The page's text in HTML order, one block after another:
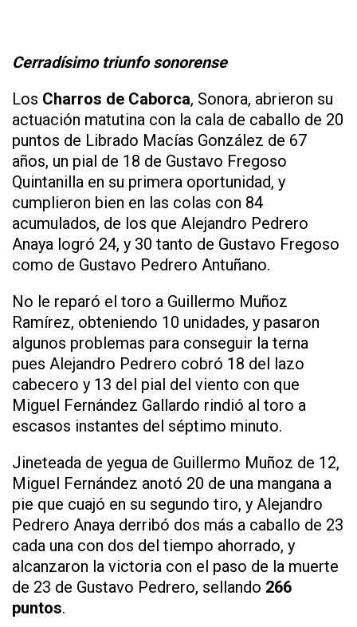
Cerradísimo triunfo sonorense
Los Charros de Caborca, Sonora, abrieron su
actuación matutina con la cala de caballo de 20
puntos de Librado Macías González de 67
años, un pial de 18 de Gustavo Fregoso
Quintanilla en su primera oportunidad, y
cumplieron bien en las colas con 84
acumulados, de los que Alejandro Pedrero
Anaya logró 24, y 30 tanto de Gustavo Fregoso
como de Gustavo Pedrero Antuñano.
No le reparó el toro a Guillermo Muñoz
Ramírez, obteniendo 10 unidades, y pasaron
algunos problemas para conseguir la terna
pues Alejandro Pedrero cobró 18 del lazo
cabecero y 13 del pial del viento con que
Miguel Fernández Gallardo rindió al toro a
escasos instantes del séptimo minuto.
Jineteada de yegua de Guillermo Muñoz de 12,
Miguel Fernández anotó 20 de una mangana a
pie que cuajó en su segundo tiro, y Alejandro
Pedrero Anaya derribó dos más a caballo de 23
cada una con dos del tiempo ahorrado, y
alcanzaron la victoria con el paso de la muerte
de 23 de Gustavo Pedrero, sellando 266
puntos.